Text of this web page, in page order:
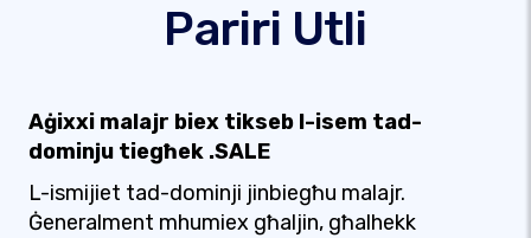
Pariri Utli
Aġixxi malajr biex tikseb l-isem tad-
dominju tiegħek .SALE
L-ismijiet tad-dominji jinbiegħu malajr.
Ġeneralment mhumiex għaljin, għalhekk